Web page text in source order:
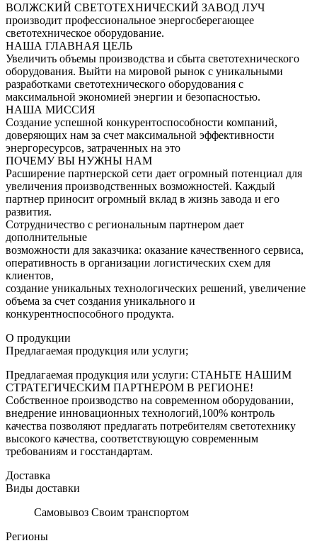
ВОЛЖСКИЙ СВЕТОТЕХНИЧЕСКИЙ ЗАВОД ЛУЧ
производит профессиональное энергосберегающее
светотехническое оборудование.
НАША ГЛАВНАЯ ЦЕЛЬ
Увеличить объемы производства и сбыта светотехнического
оборудования. Выйти на мировой рынок с уникальными
разработками светотехнического оборудования с
максимальной экономией энергии и безопасностью.
НАША МИССИЯ
Создание успешной конкурентоспособности компаний,
доверяющих нам за счет максимальной эффективности
энергоресурсов, затраченных на это
ПОЧЕМУ ВЫ НУЖНЫ НАМ
Расширение партнерской сети дает огромный потенциал для
увеличения производственных возможностей. Каждый
партнер приносит огромный вклад в жизнь завода и его
развития.
Сотрудничество с региональным партнером дает
дополнительные
возможности для заказчика: оказание качественного сервиса,
оперативность в организации логистических схем для
клиентов,
создание уникальных технологических решений, увеличение
объема за счет создания уникального и
конкурентноспособного продукта.
О продукции
Предлагаемая продукция или услуги;
Предлагаемая продукция или услуги: СТАНЬТЕ НАШИМ
СТРАТЕГИЧЕСКИМ ПАРТНЕРОМ В РЕГИОНЕ!
Собственное производство на современном оборудовании,
внедрение инновационных технологий,100% контроль
качества позволяют предлагать потребителям светотехнику
высокого качества, соответствующую современным
требованиям и госстандартам.
Доставка
Виды доставки
Самовывоз Своим транспортом
Регионы